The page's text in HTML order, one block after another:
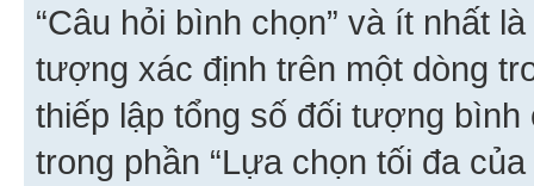
“Câu hỏi bình chọn” và ít nhất
tượng xác định trên một dòng
thiếp lập tổng số đối tượng
trong phần “Lựa chọn tối đa